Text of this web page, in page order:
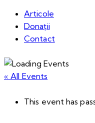
Articole
Donații
Contact
« All Events
This event has